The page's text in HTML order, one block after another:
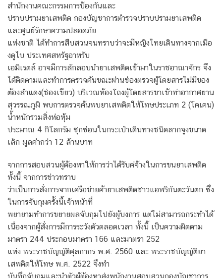
สำนักงานคณะกรรมการป้องกันและ
ปราบปรามยาเสพติด กองบัญชาการตำรวจปราบปรามยาเสพติด
และศูนย์รักษาความปลอดภัย
แห่งชาติ ได้ทำการสืบสวนจนทราบว่าจะมีหญิงไทยเดินทางจากเมือ
งดูไบ ประเทศสหรัฐอาหรับ
เอมิเรตส์ อาจมีการลักลอบนำยาเสพติดเข้ามาในราชอาณาจักร จึง
ได้ติดตามและทำการตรวจค้นขณะผ่านช่องตรวจผู้โดยสารไม่มีของ
ต้องสำแดง(ช่องเขียว) บริเวณห้องโถงผู้โดยสารขาเข้าท่าอากาศยาน
สุวรรณภูมิ พบการตรวจค้นพบยาเสพติดให้โทษประเภท 2 (โคเคน)
น้ำหนักรวมสิ่งห่อหุ้ม
ประมาณ 4 กิโลกรัม ซุกซ่อนในกระเป๋าเดินทางชนิดลากจูงขนาด
เล็ก มูลค่ากว่า 12 ล้านบาท
จากการสอบสวนผู้ต้องหาให้การว่าได้รับค่จ้างในการขนยาเสพติด
ทั้งนี้ จากการข่าวทราบ
ว่าเป็นการสั่งการจากเครือข่ายค้ายาเสพติดชาวแอพริกันตะวันตก ซึ่ง
ในการจับกุมครั้งนี้เจ้าหน้าที่
พยายามทำการขยายผลจับกุมไปยังผู้บงการ แต่ไม่สามารถกระทำได้
เนื่องจากผู้สั่งการมีการระวังตัวตลอดเวลา ทั้งนี้ เป็นความผิดตาม
มาตรา 244 ประกอบมาตรา 166 และมาตรา 252
แห่ง พระราชบัญญัติศุลกากร พ.ศ. 2560 และ พระราชบัญญัติยา
เสพติดให้โทษ พ.ศ. 2522 จึงทำ
บันทึกจับกุมและนำตัวผู้ต้องหาส่งพนักงานสอบสวนกองบัญชาการ